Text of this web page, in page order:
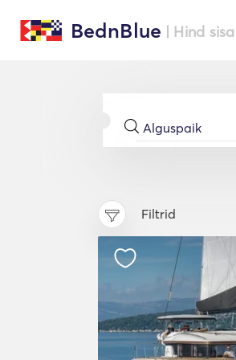
BednBlue | Hind
Filtrid